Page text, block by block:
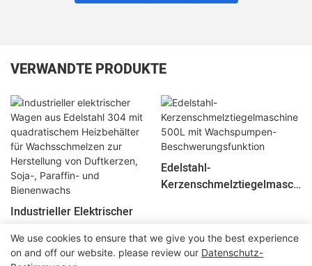
VERWANDTE PRODUKTE
Industrieller Elektrischer
Mit Quadratischem
Heizbehälter Für
Edelstahl-
Kerzenschmelztiegelmasch
Beschwerungsfunktion
We use cookies to ensure that we give you the best experience
on and off our website. please review our Datenschutz-